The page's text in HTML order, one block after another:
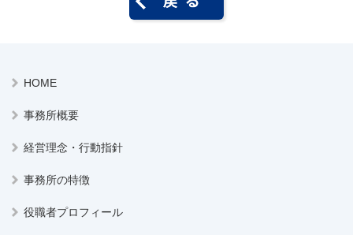
HOME
事務所概要
経営理念・行動指針
事務所の特徴
役職者プロフィール